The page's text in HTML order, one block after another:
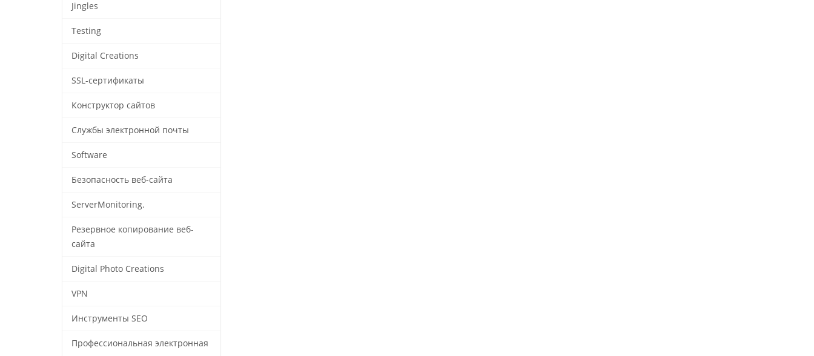
Jingles
Testing
Digital Creations
SSL-сертификаты
Конструктор сайтов
Службы электронной почты
Software
Безопасность веб-сайта
ServerMonitoring.
Резервное копирование веб-
сайта
Digital Photo Creations
VPN
Инструменты SEO
Профессиональная электронная